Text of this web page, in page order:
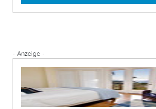
- Anzeige -